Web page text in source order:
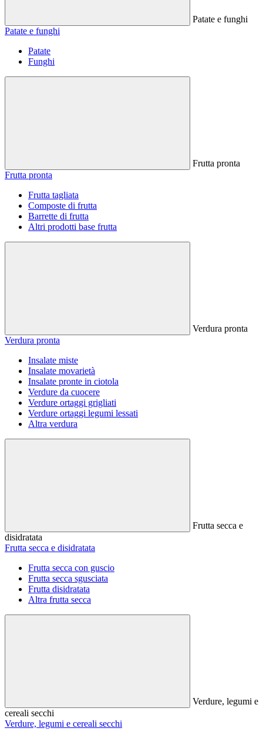
Patate e funghi
Patate e funghi
Patate
Funghi
Frutta pronta
Frutta pronta
Frutta tagliata
Composte di frutta
Barrette di frutta
Altri prodotti base frutta
Verdura pronta
Verdura pronta
Insalate miste
Insalate movarietà
Insalate pronte in ciotola
Verdure da cuocere
Verdure ortaggi grigliati
Verdure ortaggi legumi lessati
Altra verdura
Frutta secca e
disidratata
Frutta secca e disidratata
Frutta secca con guscio
Frutta secca sgusciata
Frutta disidratata
Altra frutta secca
Verdure, legumi e
cereali secchi
Verdure, legumi e cereali secchi